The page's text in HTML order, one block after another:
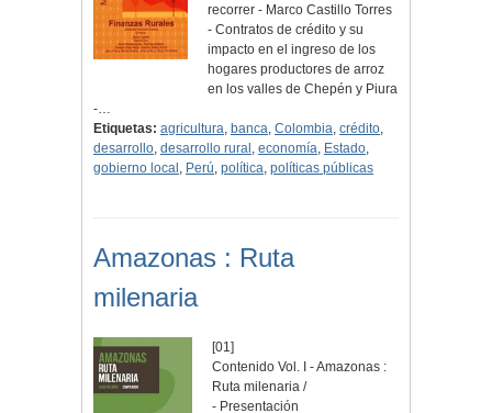
recorrer - Marco Castillo Torres
- Contratos de crédito y su
impacto en el ingreso de los
hogares productores de arroz
en los valles de Chepén y Piura
-…
Etiquetas: agricultura, banca, Colombia, crédito,
desarrollo, desarrollo rural , economía, Estado,
gobierno local , Perú, política, políticas públicas
Amazonas : Ruta
milenaria
[01]
Contenido Vol. I - Amazonas :
Ruta milenaria /
- Presentación